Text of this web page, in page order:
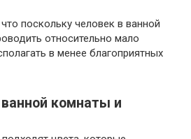
поскольку человек в ванной
относительно мало
в менее благоприятных
комнаты и